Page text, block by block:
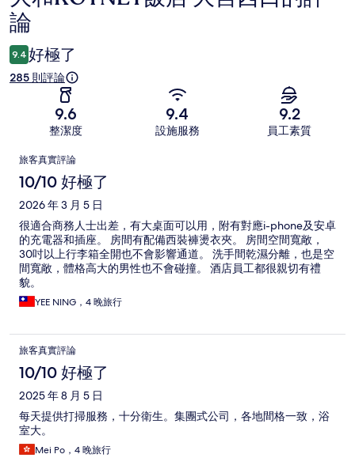
論
論
9.4 好極了
285 則評論
9.6
整潔度
9.4
設施服務
9.2
員工素質
評
論
旅客真實評論
10/10 好極了
2026 年 3 月 5 日
很適合商務人士出差，有大桌面可以用，附有對應i-phone及安卓
的充電器和插座。 房間有配備西裝褲燙衣夾。 房間空間寬敞，
30吋以上行李箱全開也不會影響通道。 洗手間乾濕分離，也是空
間寬敞，體格高大的男性也不會碰撞。 酒店員工都很親切有禮
貌。
YEE NING，4 晚旅行
旅客真實評論
10/10 好極了
2025 年 8 月 5 日
每天提供打掃服務，十分衛生。集團式公司，各地間格一致，浴
室大。
Mei Po，4 晚旅行